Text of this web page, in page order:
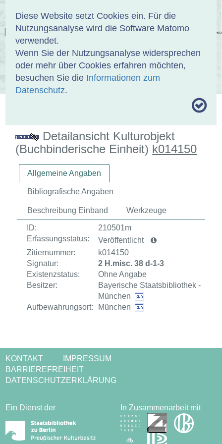
Diese Website setzt Cookies ein. Für die
Nutzungsanalyse wird die Software Matomo
verwendet.
Wenn Sie der Nutzungsanalyse widersprechen
oder mehr über Cookies erfahren möchten,
besuchen Sie die Informationen zum
Datenschutz.
EINBANDDATENBANK
ÜBER UNS SAMMLUNGEN SUCHE
Detailansicht Kulturobjekt
(Buchbinderische Einheit) k014150
Allgemeine Angaben
Bibliografische Angaben
Beschreibung Einband Werkzeuge
ID:
210501m
Erfassungsstatus:
Veröffentlicht
Zitiernummer:
k014150
Signatur:
2 H.misc. 38 d-1-3
Existenzstatus:
Ohne Angabe
Besitzer:
Bayerische Staatsbibliothek -
München
Aufbewahrungsort:
München
KONTAKT
IMPRESSUM
BARRIEREFREIHEIT
DATENSCHUTZERKLÄRUNG
Ein Dienst der In Zusammenarbeit mit